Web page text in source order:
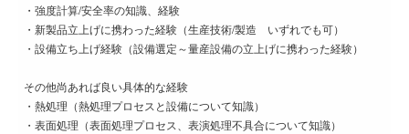
・強度計算/安全率の知識、経験
・新製品立上げに携わった経験（生産技術/製造 いずれでも可）
・設備立ち上げ経験（設備選定～量産設備の立上げに携わった経験）
その他尚あれば良い具体的な経験
・熱処理（熱処理プロセスと設備について知識）
・表面処理（表面処理プロセス、表演処理不具合について知識）